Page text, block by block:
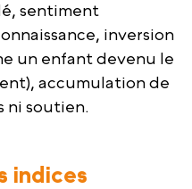
sentiment
inversion
un enfant devenu le
accumulation de
ni soutien.
indices